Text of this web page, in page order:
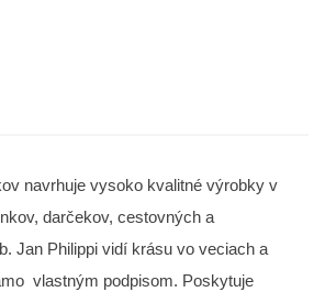
navrhuje vysoko kvalitné výrobky v
darčekov, cestovných a
Jan Philippi vidí krásu vo veciach a
vlastným podpisom. Poskytuje